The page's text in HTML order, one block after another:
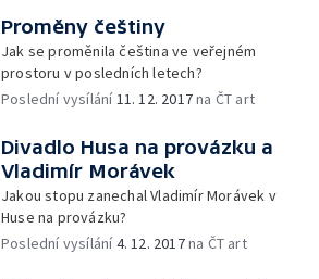
Proměny češtiny
Jak se proměnila čeština ve veřejném
prostoru v posledních letech?
Poslední vysílání11. 12. 2017na ČT art
Divadlo Husa na provázku a
Vladimír Morávek
Jakou stopu zanechal Vladimír Morávek v
Huse na provázku?
Poslední vysílání4. 12. 2017na ČT art